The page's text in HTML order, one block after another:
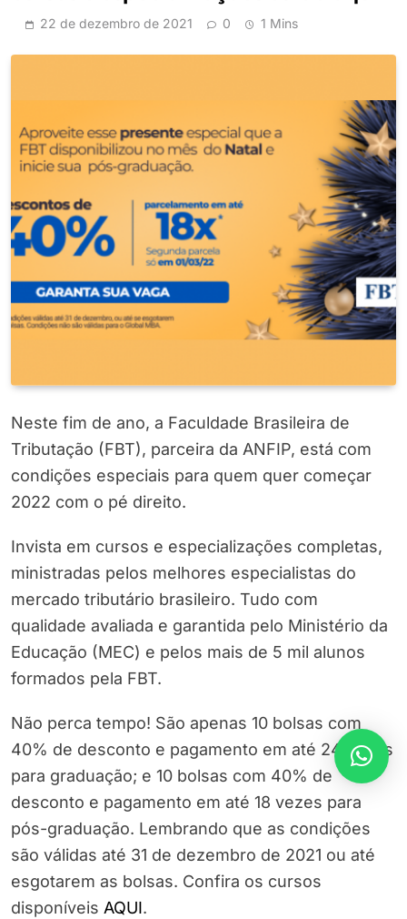
22 de dezembro de 2021 0 1 Mins
Neste fim de ano, a Faculdade Brasileira de
Tributação (FBT), parceira da ANFIP, está com
condições especiais para quem quer começar
2022 com o pé direito.
Invista em cursos e especializações completas,
ministradas pelos melhores especialistas do
mercado tributário brasileiro. Tudo com
qualidade avaliada e garantida pelo Ministério da
Educação (MEC) e pelos mais de 5 mil alunos
formados pela FBT.
Não perca tempo! São apenas 10 bolsas com
40% de desconto e pagamento em até 24 vezes
para graduação; e 10 bolsas com 40% de
desconto e pagamento em até 18 vezes para
pós-graduação. Lembrando que as condições
são válidas até 31 de dezembro de 2021 ou até
esgotarem as bolsas. Confira os cursos
disponíveis AQUI.